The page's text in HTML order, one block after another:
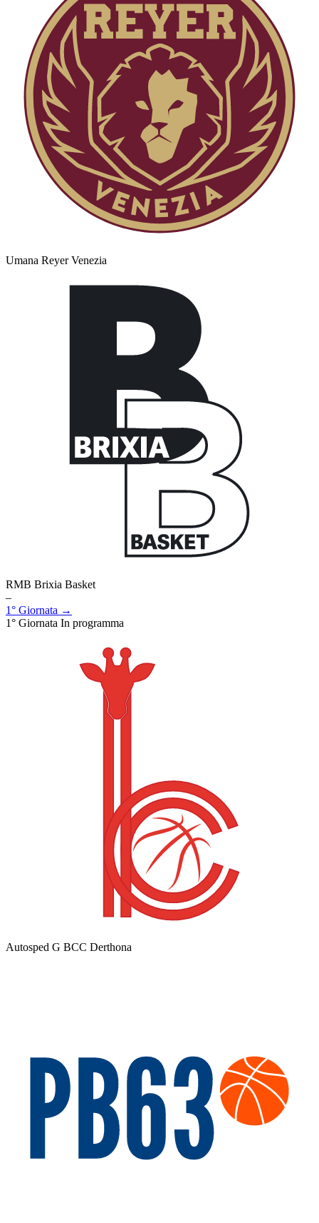
Umana Reyer Venezia
RMB Brixia Basket
–
1° Giornata →
1° Giornata In programma
Autosped G BCC Derthona